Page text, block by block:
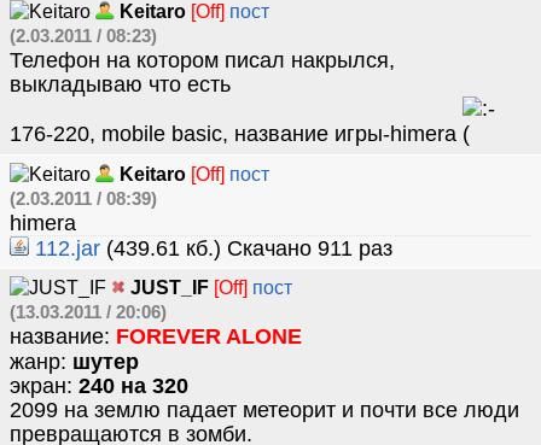
Keitaro [Off] пост
(2.03.2011 / 08:23)
Телефон на котором писал накрылся,
выкладываю что есть
176-220, mobile basic, название игры-himera
Keitaro [Off] пост
(2.03.2011 / 08:39)
himera
112.jar (439.61 кб.) Скачано 911 раз
JUST_IF [Off] пост
(13.03.2011 / 20:06)
название: FOREVER ALONE
жанр: шутер
экран: 240 на 320
2099 на землю падает метеорит и почти все люди
превращаются в зомби.